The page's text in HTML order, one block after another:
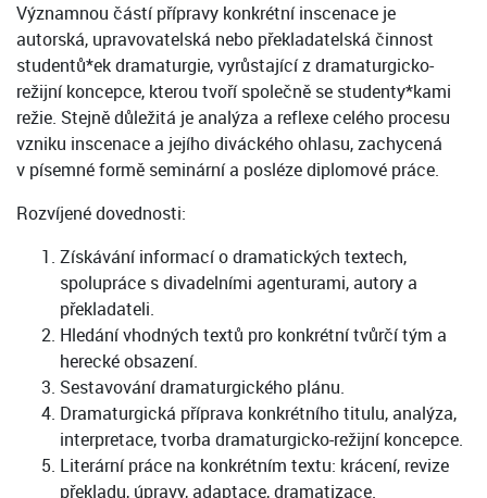
Významnou částí přípravy konkrétní inscenace je
autorská, upravovatelská nebo překladatelská činnost
studentů*ek dramaturgie, vyrůstající z dramaturgicko-
režijní koncepce, kterou tvoří společně se studenty*kami
režie. Stejně důležitá je analýza a reflexe celého procesu
vzniku inscenace a jejího diváckého ohlasu, zachycená
v písemné formě seminární a posléze diplomové práce.
Rozvíjené dovednosti:
Získávání informací o dramatických textech,
spolupráce s divadelními agenturami, autory a
překladateli.
Hledání vhodných textů pro konkrétní tvůrčí tým a
herecké obsazení.
Sestavování dramaturgického plánu.
Dramaturgická příprava konkrétního titulu, analýza,
interpretace, tvorba dramaturgicko-režijní koncepce.
Literární práce na konkrétním textu: krácení, revize
překladu, úpravy, adaptace, dramatizace.